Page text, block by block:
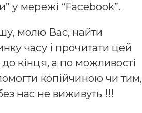
у мережі “Facebook”.
молю Вас, найти
часу і прочитати цей
до кінця, а по можливості
копійчиною чи тим,
нас не виживуть !!!